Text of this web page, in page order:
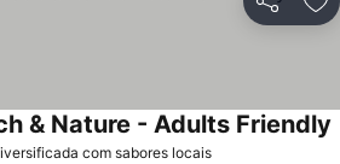
Partilhar
com sabores locais
& Nature - Adults Friendly